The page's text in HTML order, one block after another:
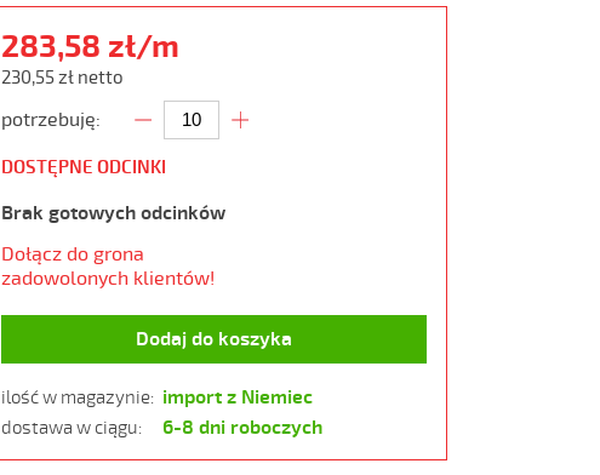
283,58 zł/m
230,55 zł netto
potrzebuję:
DOSTĘPNE ODCINKI
Brak gotowych odcinków
Dołącz do grona
zadowolonych klientów!
Dodaj do koszyka
ilość w magazynie: import z Niemiec
dostawa w ciągu: 6-8 dni roboczych